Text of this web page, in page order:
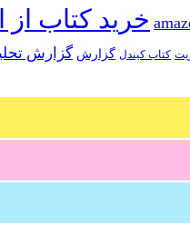
خرید کتاب از
کتاب کیندل گزارش گزارش